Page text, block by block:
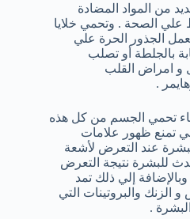
من المواد المضادة
علي الصحة . وتحمي خلايا
الجذور الحرة علي
بالجلطة أو تصلب
و امراض القلب
.
تحمي الجسم من كل هذه
تمنع ظهور علامات
عند التعرض لأشعة
للبشرة نتيجة التعرض
إلي ذلك تمد
و الزنك والبروتينات التي
.